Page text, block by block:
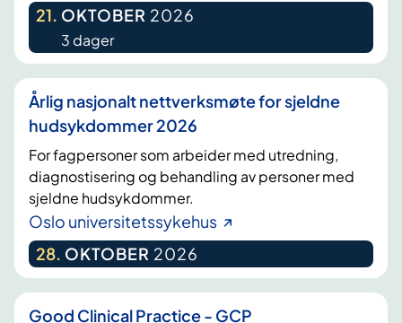
21. OKTOBER 2026
3 dager
Årlig nasjonalt nettverksmøte for sjeldne
hudsykdommer 2026
For fagpersoner som arbeider med utredning,
diagnostisering og behandling av personer med
sjeldne hudsykdommer.
Oslo universitetssykehus
28. OKTOBER 2026
Good Clinical Practice - GCP